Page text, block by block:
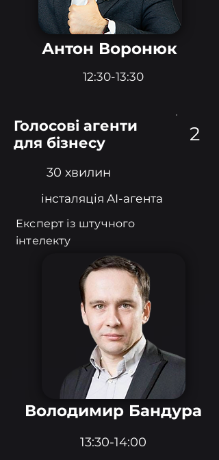
Антон Воронюк
12:30-13:30
Голосові агенти
для бізнесу
2
30 хвилин
інсталяція AI-агента
Експерт із штучного
інтелекту
Володимир Бандура
13:30-14:00